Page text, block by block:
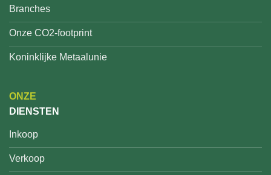
Branches
Onze CO2-footprint
Koninklijke Metaalunie
ONZE
DIENSTEN
Inkoop
Verkoop